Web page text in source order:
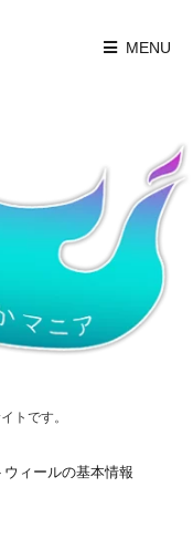
MENU
トです。
ウィールの基本情報